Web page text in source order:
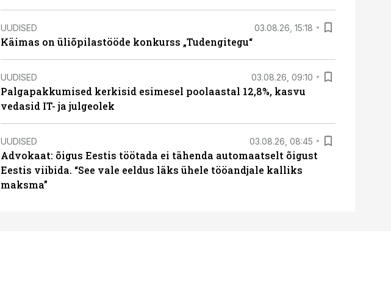
UUDISED 03.08.26, 15:18
Käimas on üliõpilastööde konkurss „Tudengitegu“
UUDISED 03.08.26, 09:10
Palgapakkumised kerkisid esimesel poolaastal 12,8%, kasvu
vedasid IT- ja julgeolek
UUDISED 03.08.26, 08:45
Advokaat: õigus Eestis töötada ei tähenda automaatselt õigust
Eestis viibida. “See vale eeldus läks ühele tööandjale kalliks
maksma”